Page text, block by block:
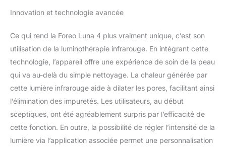
Innovation et technologie avancée
Ce qui rend la Foreo Luna 4 plus vraiment unique, c’est son
utilisation de la luminothérapie infrarouge. En intégrant cette
technologie, l’appareil offre une expérience de soin de la peau
qui va au-delà du simple nettoyage. La chaleur générée par
cette lumière infrarouge aide à dilater les pores, facilitant ainsi
l’élimination des impuretés. Les utilisateurs, au début
sceptiques, ont été agréablement surpris par l’efficacité de
cette fonction. En outre, la possibilité de régler l’intensité de la
lumière via l’application associée permet une personnalisation